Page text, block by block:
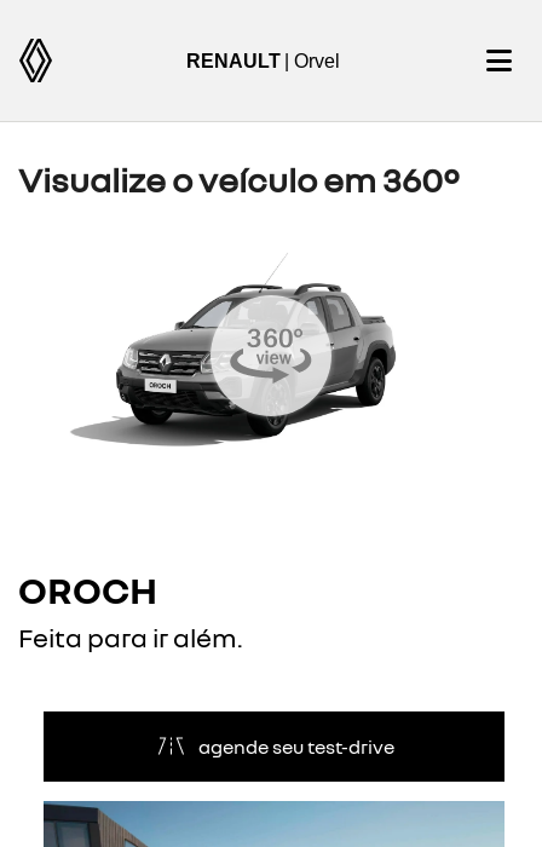
RENAULT | Orvel
Visualize o veículo em 360°
OROCH
Feita para ir além.
agende seu test-drive